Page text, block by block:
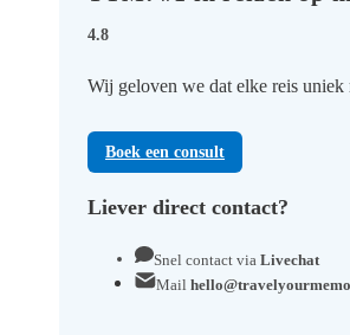
4.8
Wij geloven we dat elke reis uniek
Boek een consult
Liever direct contact?
Snel contact via Livechat
Mail